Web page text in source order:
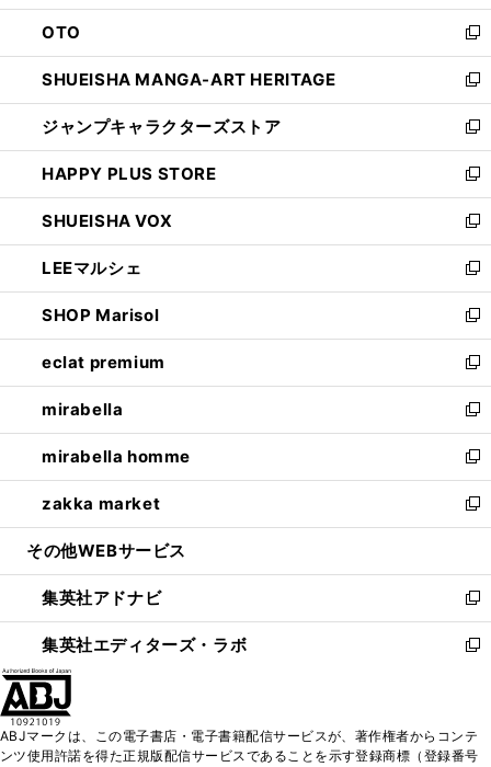
ウ
で
開
く
ン
ド
ウ
で
開
く
OTO
新
し
い
ウ
ィ
ン
ド
ウ
で
開
く
SHUEISHA MANGA-ART HERITAGE
新
し
い
ウ
ィ
ン
ド
ウ
で
開
く
ジャンプキャラクターズストア
新
し
い
ウ
ィ
ン
ド
ウ
で
開
く
HAPPY PLUS STORE
新
し
い
ウ
ィ
ン
ド
ウ
で
開
く
SHUEISHA VOX
新
し
い
ウ
ィ
ン
ド
ウ
で
開
く
LEEマルシェ
新
し
い
ウ
ィ
ン
ド
ウ
で
開
く
SHOP Marisol
新
し
い
ウ
ィ
ン
ド
ウ
で
開
eclat premium
新
し
い
ウ
ィ
ン
ド
ウ
開
く
mirabella
新
し
い
ウ
ィ
ン
ウ
で
開
く
mirabella homme
新
し
い
ウ
ン
ド
ウ
で
zakka market
新
し
ウ
ィ
ン
ド
く
その他WEBサービス
集英社アドナビ
新
し
い
ド
集英社エディターズ・ラボ
新
ィ
ABJマークは、この電子書店・電子書籍配信サービスが、著作権者からコンテ
ンツ使用許諾を得た正規版配信サービスであることを示す登録商標（登録番号